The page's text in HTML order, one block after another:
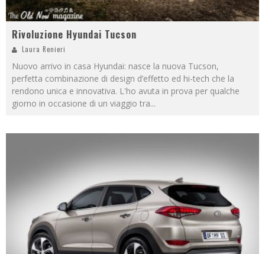
Rivoluzione Hyundai Tucson
Laura Renieri
Nuovo arrivo in casa Hyundai: nasce la nuova Tucson,
perfetta combinazione di design d’effetto ed hi-tech che la
rendono unica e innovativa. L'ho avuta in prova per qualche
giorno in occasione di un viaggio tra...